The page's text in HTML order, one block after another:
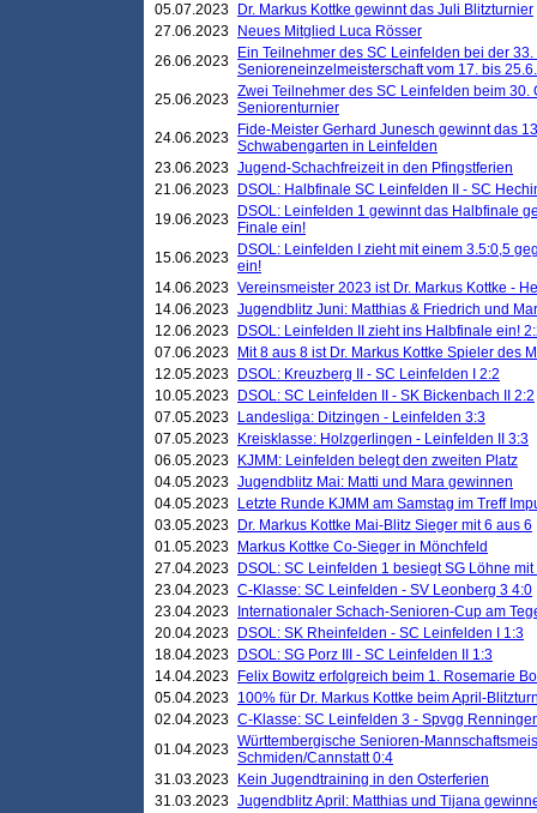
05.07.2023
Dr. Markus Kottke gewinnt das Juli Blitzturnier
27.06.2023
Neues Mitglied Luca Rösser
26.06.2023
Ein Teilnehmer des SC Leinfelden bei der
Senioreneinzelmeisterschaft vom 17. bis
25.06.2023 Zwei Teilnehmer des SC Leinfelden beim
Seniorenturnier
24.06.2023
Fide-Meister Gerhard Junesch gewinnt das
Schwabengarten in Leinfelden
23.06.2023 Jugend-Schachfreizeit in den Pfingstferien
21.06.2023
DSOL: Halbfinale SC Leinfelden II - SC
19.06.2023
DSOL: Leinfelden 1 gewinnt das Halbfinale
Finale ein!
15.06.2023
DSOL: Leinfelden I zieht mit einem 3.5:0,5
ein!
14.06.2023 Vereinsmeister 2023 ist Dr. Markus Kottke -
14.06.2023 Jugendblitz Juni: Matthias & Friedrich und
12.06.2023
DSOL: Leinfelden II zieht ins Halbfinale ein!
07.06.2023
Mit 8 aus 8 ist Dr. Markus Kottke Spieler des
12.05.2023
DSOL: Kreuzberg II - SC Leinfelden I 2:2
10.05.2023
DSOL: SC Leinfelden II - SK Bickenbach II 2:2
07.05.2023
Landesliga: Ditzingen - Leinfelden 3:3
07.05.2023
Kreisklasse: Holzgerlingen - Leinfelden II 3:3
06.05.2023
KJMM: Leinfelden belegt den zweiten Platz
04.05.2023 Jugendblitz Mai: Matti und Mara gewinnen
04.05.2023
Letzte Runde KJMM am Samstag im Treff
03.05.2023
Dr. Markus Kottke Mai-Blitz Sieger mit 6 aus 6
01.05.2023
Markus Kottke Co-Sieger in Mönchfeld
27.04.2023
DSOL: SC Leinfelden 1 besiegt SG Löhne mit
23.04.2023 C-Klasse: SC Leinfelden - SV Leonberg 3 4:0
23.04.2023
Internationaler Schach-Senioren-Cup am
20.04.2023
DSOL: SK Rheinfelden - SC Leinfelden I 1:3
18.04.2023
DSOL: SG Porz III - SC Leinfelden II 1:3
14.04.2023
Felix Bowitz erfolgreich beim 1. Rosemarie
05.04.2023 100% für Dr. Markus Kottke beim April-
02.04.2023 C-Klasse: SC Leinfelden 3 - Spvgg
01.04.2023 Württembergische Senioren-
Schmiden/Cannstatt 0:4
31.03.2023
Kein Jugendtraining in den Osterferien
31.03.2023 Jugendblitz April: Matthias und Tijana